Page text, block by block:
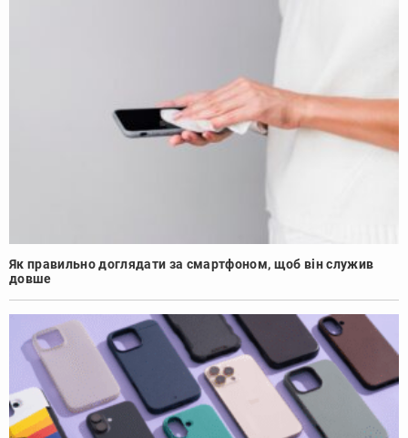
Як правильно доглядати за смартфоном, щоб він служив
довше